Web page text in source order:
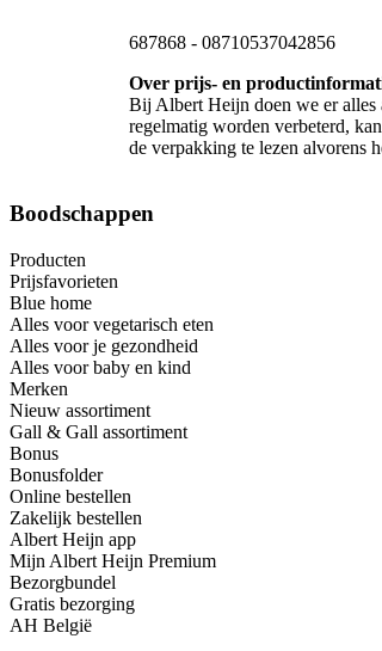
687868 - 08710537042856
Over prijs- en
Bij Albert Heijn doen we er alles
regelmatig worden verbeterd,
de verpakking te lezen alvorens
Boodschappen
Producten
Prijsfavorieten
Blue home
Alles voor vegetarisch eten
Alles voor je gezondheid
Alles voor baby en kind
Merken
Nieuw assortiment
Gall & Gall assortiment
Bonus
Bonusfolder
Online bestellen
Zakelijk bestellen
Albert Heijn app
Mijn Albert Heijn Premium
Bezorgbundel
Gratis bezorging
AH België